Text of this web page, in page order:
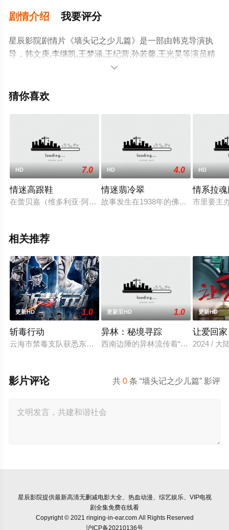
剧情介绍 我要评分
星辰影院剧情片《墙头记之少儿篇》是一部由韩克导演执
导，韩文庚,李继凯,王梦涵,王纪营,孙若馨,王光昊等演员精
彩演绎的中国大陆电影，手机免费观看高清未删减完整版
影、电视猫或剧情网等平台了解。

猜你喜欢
HD 7.0
情迷高跟鞋
在蕾贝嘉（维多利亚·阿布里尔 Victoria Abril饰）的童年时期，
HD 4.0
情迷翡冷翠
故事发生在1938年的佛罗伦萨，玛丽
HD
情系拉
市里要主
相关推荐
更新HD 1.0
斩毒行动
云海市禁毒支队获悉东南亚毒王廖爷将携600余公斤毒品来云交
更新至HD 1.0
异林：秘境寻踪
西南边陲的异林流传着“山神之眼”的
更新HD
让爱回家
2024 / 大
共0 条 “墙头记之少儿篇” 影评
影片评论
星辰影院提供最新高清无删减电影大全、热血动漫、综艺娱乐、VIP电视
剧全集免费在线看
Copyright © 2021 ringing-in-ear.com All Rights Reserved
沪ICP备20210136号